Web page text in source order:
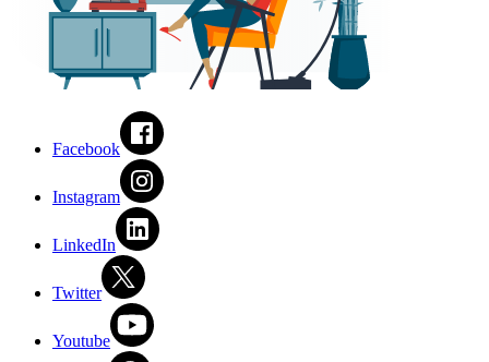
Facebook
Instagram
LinkedIn
Twitter
Youtube